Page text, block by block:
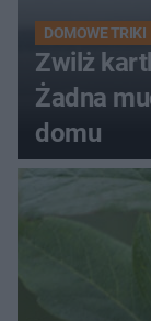
DOMOWE TRIKI
Zwilż
Żadna
domu